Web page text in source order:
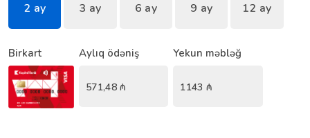
2 ay 3 ay 6 ay 9 ay 12 ay
Birkart Aylıq ödəniş
571,48₼
Yekun məbləğ
1143 ₼